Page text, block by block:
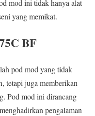
mod ini tidak hanya alat
yang memikat.
BF
pod mod yang tidak
tetapi juga memberikan
Pod mod ini dirancang
pengalaman